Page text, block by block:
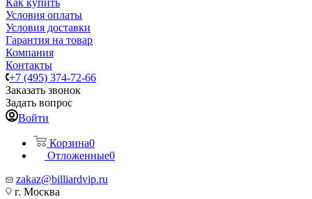
Как купить
Условия оплаты
Условия доставки
Гарантия на товар
Компания
Контакты
+7 (495) 374-72-66
Заказать звонок
Задать вопрос
Войти
Корзина0
Отложенные0
zakaz@billiardvip.ru
г. Москва